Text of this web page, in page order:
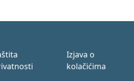
Izjava o
kolačićima